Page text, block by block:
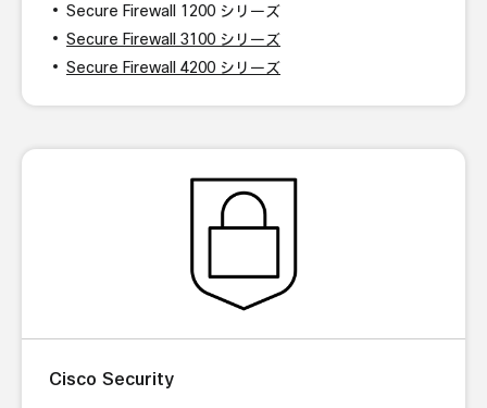
Secure Firewall 1200 シリーズ
Secure Firewall 3100 シリーズ
Secure Firewall 4200 シリーズ
Cisco Security